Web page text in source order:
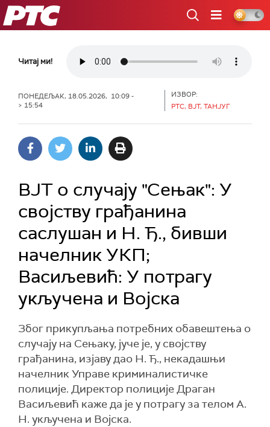
РТС
Читај ми!
ПОНЕДЕЉАК, 18.05.2026, 10:09 -
> 15:54
ИЗВОР:
РТС, ВЈТ, ТАНЈУГ
ВЈТ о случају "Сењак": У
својству грађанина
саслушан и Н. Ђ., бивши
начелник УКП;
Васиљевић: У потрагу
укључена и Војска
Због прикупљања потребних обавештења о
случају на Сењаку, јуче је, у својству
грађанина, изјаву дао Н. Ђ., некадашњи
начелник Управе криминалистичке
полиције. Директор полиције Драган
Васиљевић каже да је у потрагу за телом А.
Н. укључена и Војска.